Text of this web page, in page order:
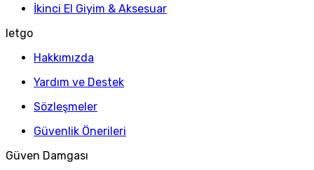
İkinci El Giyim & Aksesuar
letgo
Hakkımızda
Yardım ve Destek
Sözleşmeler
Güvenlik Önerileri
Güven Damgası